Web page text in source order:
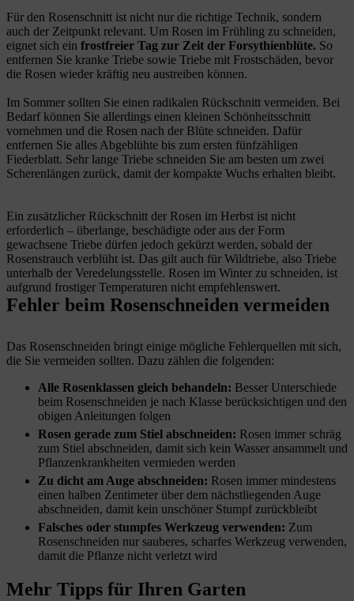
Für den Rosenschnitt ist nicht nur die richtige Technik, sondern
auch der Zeitpunkt relevant. Um Rosen im Frühling zu schneiden,
eignet sich ein frostfreier Tag zur Zeit der Forsythienblüte. So
entfernen Sie kranke Triebe sowie Triebe mit Frostschäden, bevor
die Rosen wieder kräftig neu austreiben können.
Im Sommer sollten Sie einen radikalen Rückschnitt vermeiden. Bei
Bedarf können Sie allerdings einen kleinen Schönheitsschnitt
vornehmen und die Rosen nach der Blüte schneiden. Dafür
entfernen Sie alles Abgeblühte bis zum ersten fünfzähligen
Fiederblatt. Sehr lange Triebe schneiden Sie am besten um zwei
Scherenlängen zurück, damit der kompakte Wuchs erhalten bleibt.
Ein zusätzlicher Rückschnitt der Rosen im Herbst ist nicht
erforderlich – überlange, beschädigte oder aus der Form
gewachsene Triebe dürfen jedoch gekürzt werden, sobald der
Rosenstrauch verblüht ist. Das gilt auch für Wildtriebe, also Triebe
unterhalb der Veredelungsstelle. Rosen im Winter zu schneiden, ist
aufgrund frostiger Temperaturen nicht empfehlenswert.
Fehler beim Rosenschneiden vermeiden
Das Rosenschneiden bringt einige mögliche Fehlerquellen mit sich,
die Sie vermeiden sollten. Dazu zählen die folgenden:
Alle Rosenklassen gleich behandeln: Besser Unterschiede
beim Rosenschneiden je nach Klasse berücksichtigen und den
obigen Anleitungen folgen
Rosen gerade zum Stiel abschneiden: Rosen immer schräg
zum Stiel abschneiden, damit sich kein Wasser ansammelt und
Pflanzenkrankheiten vermieden werden
Zu dicht am Auge abschneiden: Rosen immer mindestens
einen halben Zentimeter über dem nächstliegenden Auge
abschneiden, damit kein unschöner Stumpf zurückbleibt
Falsches oder stumpfes Werkzeug verwenden: Zum
Rosenschneiden nur sauberes, scharfes Werkzeug verwenden,
damit die Pflanze nicht verletzt wird
Mehr Tipps für Ihren Garten